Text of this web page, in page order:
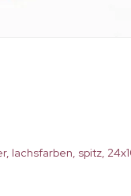
lachsfarben, spitz,